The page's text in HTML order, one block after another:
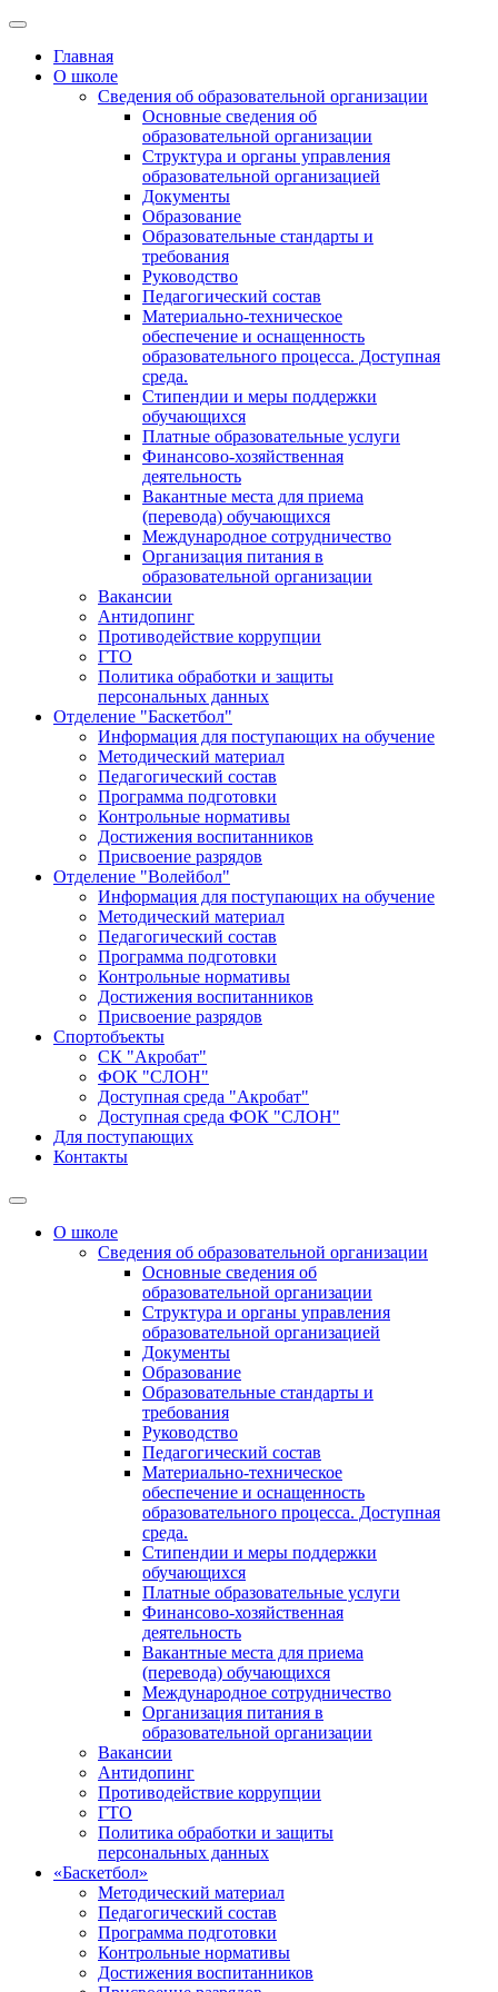
Главная
О школе
Сведения об образовательной организации
Основные сведения об
образовательной организации
Структура и органы управления
образовательной организацией
Документы
Образование
Образовательные стандарты и
требования
Руководство
Педагогический состав
Материально-техническое
обеспечение и оснащенность
образовательного процесса. Доступная
среда.
Стипендии и меры поддержки
обучающихся
Платные образовательные услуги
Финансово-хозяйственная
деятельность
Вакантные места для приема
(перевода) обучающихся
Международное сотрудничество
Организация питания в
образовательной организации
Вакансии
Антидопинг
Противодействие коррупции
ГТО
Политика обработки и защиты
персональных данных
Отделение "Баскетбол"
Информация для поступающих на обучение
Методический материал
Педагогический состав
Программа подготовки
Контрольные нормативы
Достижения воспитанников
Присвоение разрядов
Отделение "Волейбол"
Информация для поступающих на обучение
Методический материал
Педагогический состав
Программа подготовки
Контрольные нормативы
Достижения воспитанников
Присвоение разрядов
Спортобъекты
СК "Акробат"
ФОК "СЛОН"
Доступная среда "Акробат"
Доступная среда ФОК "СЛОН"
Для поступающих
Контакты
О школе
Сведения об образовательной организации
Основные сведения об
образовательной организации
Структура и органы управления
образовательной организацией
Документы
Образование
Образовательные стандарты и
требования
Руководство
Педагогический состав
Материально-техническое
обеспечение и оснащенность
образовательного процесса. Доступная
среда.
Стипендии и меры поддержки
обучающихся
Платные образовательные услуги
Финансово-хозяйственная
деятельность
Вакантные места для приема
(перевода) обучающихся
Международное сотрудничество
Организация питания в
образовательной организации
Вакансии
Антидопинг
Противодействие коррупции
ГТО
Политика обработки и защиты
персональных данных
«Баскетбол»
Методический материал
Педагогический состав
Программа подготовки
Контрольные нормативы
Достижения воспитанников